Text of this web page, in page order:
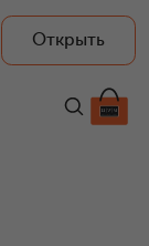
Открыть